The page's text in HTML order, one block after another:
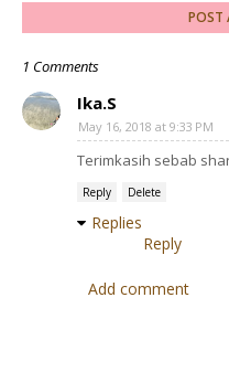
POST
1 Comments
Ika.S
May 16, 2018 at 9:33 PM
Terimkasih sebab
Reply Delete
Replies
Reply
Add comment